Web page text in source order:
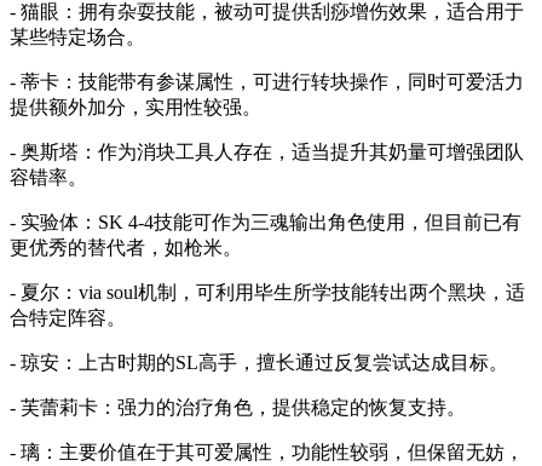
- 猫眼：拥有杂耍技能，被动可提供刮痧增伤效果，适合用于
某些特定场合。
- 蒂卡：技能带有参谋属性，可进行转块操作，同时可爱活力
提供额外加分，实用性较强。
- 奥斯塔：作为消块工具人存在，适当提升其奶量可增强团队
容错率。
- 实验体：SK 4-4技能可作为三魂输出角色使用，但目前已有
更优秀的替代者，如枪米。
- 夏尔：via soul机制，可利用毕生所学技能转出两个黑块，适
合特定阵容。
- 琼安：上古时期的SL高手，擅长通过反复尝试达成目标。
- 芙蕾莉卡：强力的治疗角色，提供稳定的恢复支持。
- 璃：主要价值在于其可爱属性，功能性较弱，但保留无妨，